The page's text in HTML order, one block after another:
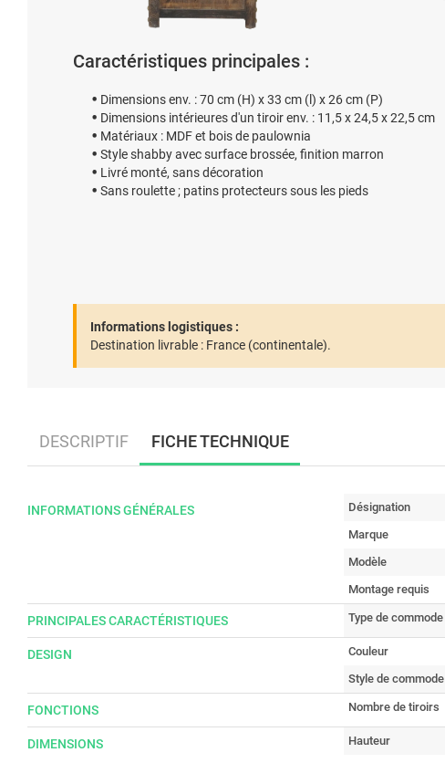
Caractéristiques principales :
Dimensions env. : 70 cm (H) x 33 cm (l) x 26 cm (P)
Dimensions intérieures d'un tiroir env. : 11,5 x 24,5 x 22,5 cm
Matériaux : MDF et bois de paulownia
Style shabby avec surface brossée, finition marron
Livré monté, sans décoration
Sans roulette ; patins protecteurs sous les pieds
Informations logistiques :
Destination livrable : France (continentale).
DESCRIPTIF FICHE TECHNIQUE
INFORMATIONS GÉNÉRALES Désignation
Marque
Modèle
Montage requis
PRINCIPALES CARACTÉRISTIQUES Type de commode
DESIGN Couleur
Style de commode
FONCTIONS Nombre de tiroirs
DIMENSIONS Hauteur